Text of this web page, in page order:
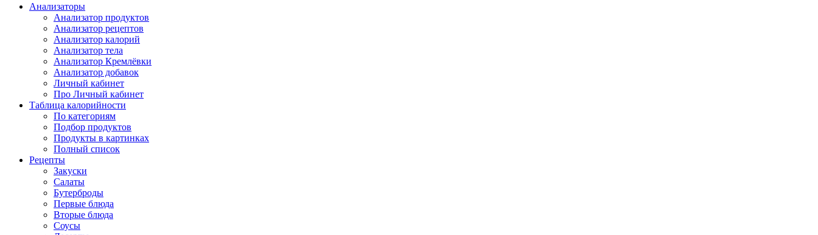
Анализаторы
Анализатор продуктов
Анализатор рецептов
Анализатор калорий
Анализатор тела
Анализатор Кремлёвки
Анализатор добавок
Личный кабинет
Про Личный кабинет
Таблица калорийности
По категориям
Подбор продуктов
Продукты в картинках
Полный список
Рецепты
Закуски
Салаты
Бутерброды
Первые блюда
Вторые блюда
Соусы